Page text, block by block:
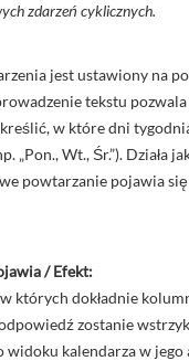
zdarzeń cyklicznych.
jest ustawiony na
tekstu
w które dni
„Pon., Wt., Śr.”). Działa
powtarzanie pojawia
/ Efekt:
których dokładnie
zostanie
widoku kalendarza w